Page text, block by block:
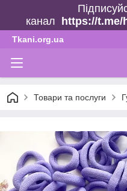
канал
https://
Tkani.org.ua
Товари та послуги